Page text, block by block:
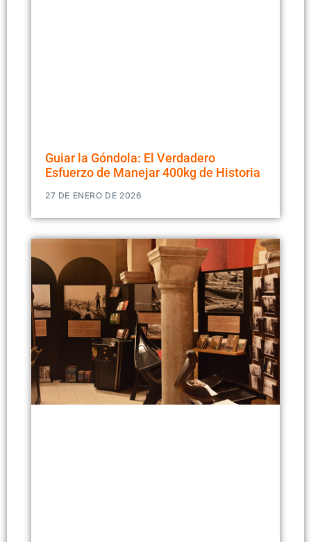
Guiar la Góndola: El Verdadero
Esfuerzo de Manejar 400kg de Historia
27 DE ENERO DE 2026